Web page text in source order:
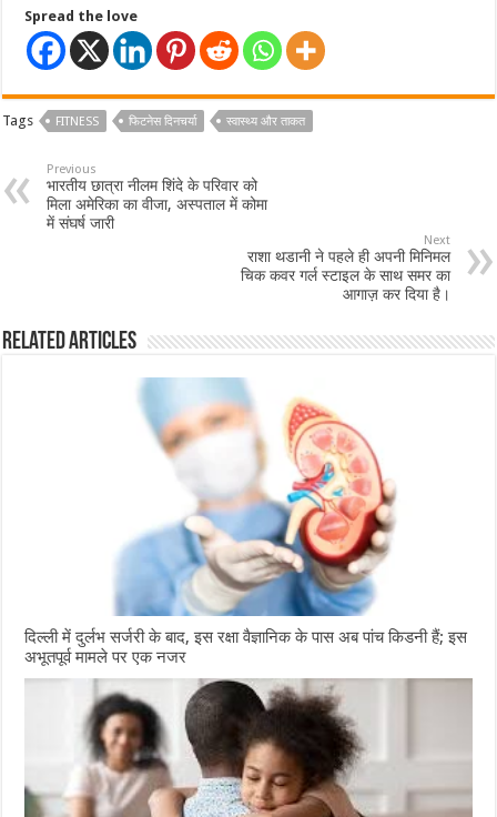
Spread the love
Tags FITNESS फिटनेस दिनचर्या स्वास्थ्य और ताकत
Previous
भारतीय छात्रा नीलम शिंदे के परिवार को
मिला अमेरिका का वीजा, अस्पताल में कोमा
में संघर्ष जारी
Next
राशा थडानी ने पहले ही अपनी मिनिमल
चिक कवर गर्ल स्टाइल के साथ समर का
आगाज़ कर दिया है।
Related Articles
दिल्ली में दुर्लभ सर्जरी के बाद, इस रक्षा वैज्ञानिक के पास अब पांच किडनी हैं; इस
अभूतपूर्व मामले पर एक नजर